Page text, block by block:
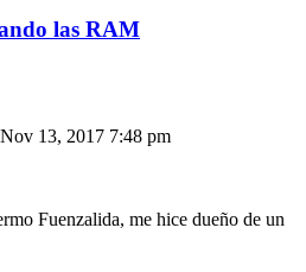
las RAM
13, 2017 7:48 pm
Fuenzalida, me hice dueño de un